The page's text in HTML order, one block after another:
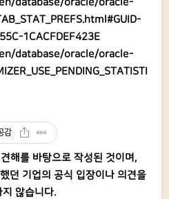
database/oracle/oracle-
1CACFDEF423E
database/oracle/oracle-
감
해를 바탕으로 작성된 것이며,
던 기업의 공식 입장이나 의견을
지 않습니다.